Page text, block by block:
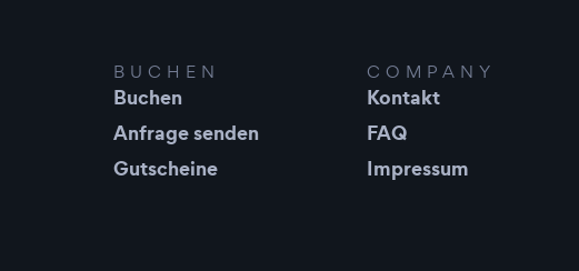
BUCHEN
Buchen
Anfrage senden
Gutscheine
COMPANY
Kontakt
FAQ
Impressum